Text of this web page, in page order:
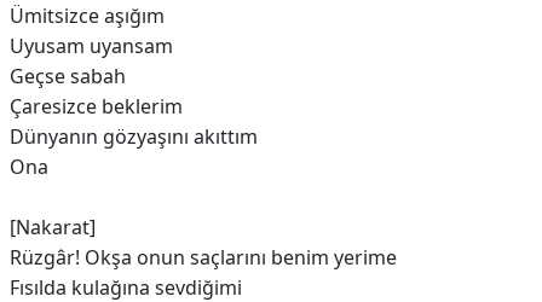
Ümitsizce aşığım
Uyusam uyansam
Geçse sabah
Çaresizce beklerim
Dünyanın gözyaşını akıttım
Ona
[Nakarat]
Rüzgâr! Okşa onun saçlarını benim yerime
Fısılda kulağına sevdiğimi